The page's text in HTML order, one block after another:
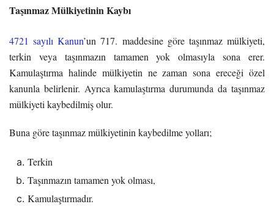
Taşınmaz Mülkiyetinin Kaybı
4721 sayılı Kanun’un 717. maddesine göre taşınmaz mülkiyeti,
terkin veya taşınmazın tamamen yok olmasıyla sona erer.
Kamulaştırma halinde mülkiyetin ne zaman sona ereceği özel
kanunla belirlenir. Ayrıca kamulaştırma durumunda da taşınmaz
mülkiyeti kaybedilmiş olur.
Buna göre taşınmaz mülkiyetinin kaybedilme yolları;
Terkin
Taşınmazın tamamen yok olması,
Kamulaştırmadır.